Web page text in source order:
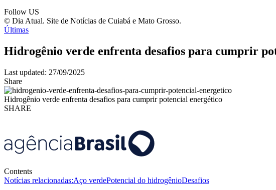
Follow US
© Dia Atual. Site de Notícias de Cuiabá e Mato Grosso.
Últimas
Hidrogênio verde enfrenta desafios para cumprir
Last updated: 27/09/2025
Share
Hidrogênio verde enfrenta desafios para cumprir potencial energético
SHARE
Contents
Notícias relacionadas:Aço verdePotencial do hidrogênioDesafios